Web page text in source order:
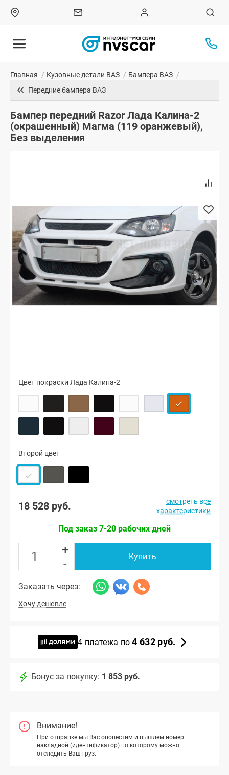
Главная / Кузовные детали ВАЗ / Бампера ВАЗ /
Передние бампера ВАЗ
Бампер передний Razor Лада Калина-2
(окрашенный) Магма (119 оранжевый),
Без выделения
Цвет покраски Лада Калина-2
Второй цвет
18 528 руб.
смотреть все
характеристики
Под заказ 7-20 рабочих дней
+
-
Купить
Заказать через:
Хочу дешевле
4 платежа по4 632 руб.
Бонус за покупку: 1 853 руб.
Внимание!
При отправке мы Вас оповестим и вышлем номер
накладной (идентификатор) по которому можно
отследить Ваш груз.